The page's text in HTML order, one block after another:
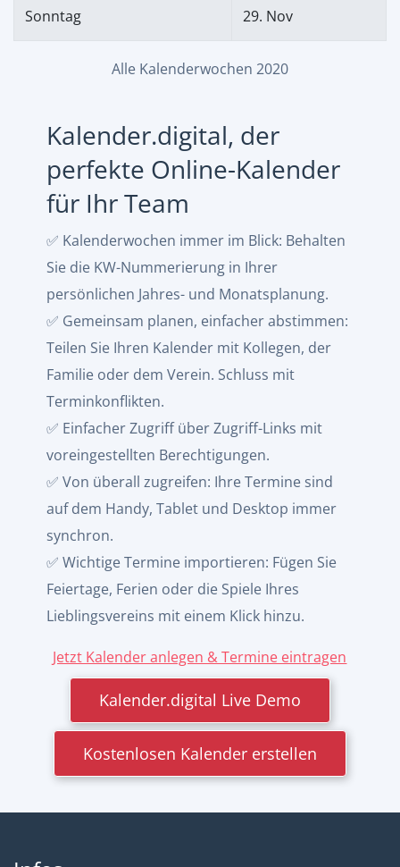
Sonntag 29. Nov
Alle Kalenderwochen 2020
Kalender.digital, der
perfekte Online-Kalender
für Ihr Team
✅ Kalenderwochen immer im Blick: Behalten
Sie die KW-Nummerierung in Ihrer
persönlichen Jahres- und Monatsplanung.
✅ Gemeinsam planen, einfacher abstimmen:
Teilen Sie Ihren Kalender mit Kollegen, der
Familie oder dem Verein. Schluss mit
Terminkonflikten.
✅ Einfacher Zugriff über Zugriff-Links mit
voreingestellten Berechtigungen.
✅ Von überall zugreifen: Ihre Termine sind
auf dem Handy, Tablet und Desktop immer
synchron.
✅ Wichtige Termine importieren: Fügen Sie
Feiertage, Ferien oder die Spiele Ihres
Lieblingsvereins mit einem Klick hinzu.
Jetzt Kalender anlegen & Termine eintragen
Kalender.digital Live Demo
Kostenlosen Kalender erstellen